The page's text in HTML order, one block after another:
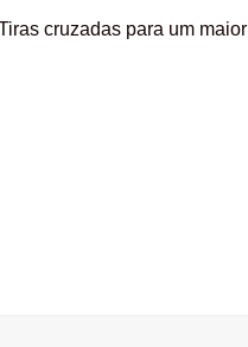
cruzadas para um maior